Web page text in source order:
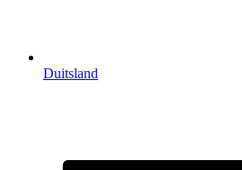
Duitsland